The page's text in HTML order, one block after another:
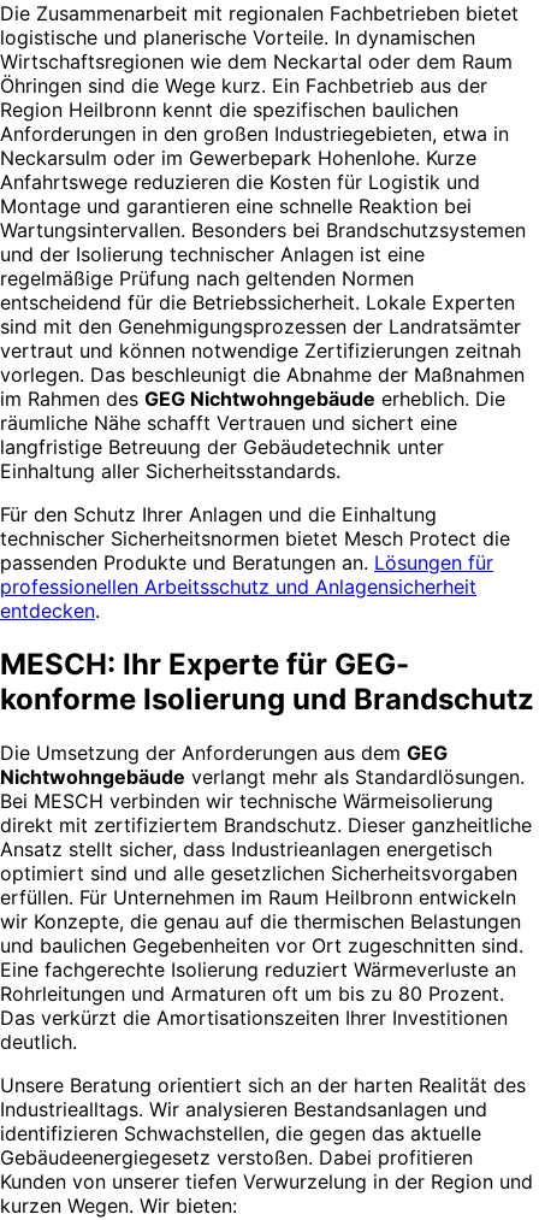
Die Zusammenarbeit mit regionalen Fachbetrieben bietet
logistische und planerische Vorteile. In dynamischen
Wirtschaftsregionen wie dem Neckartal oder dem Raum
Öhringen sind die Wege kurz. Ein Fachbetrieb aus der
Region Heilbronn kennt die spezifischen baulichen
Anforderungen in den großen Industriegebieten, etwa in
Neckarsulm oder im Gewerbepark Hohenlohe. Kurze
Anfahrtswege reduzieren die Kosten für Logistik und
Montage und garantieren eine schnelle Reaktion bei
Wartungsintervallen. Besonders bei Brandschutzsystemen
und der Isolierung technischer Anlagen ist eine
regelmäßige Prüfung nach geltenden Normen
entscheidend für die Betriebssicherheit. Lokale Experten
sind mit den Genehmigungsprozessen der Landratsämter
vertraut und können notwendige Zertifizierungen zeitnah
vorlegen. Das beschleunigt die Abnahme der Maßnahmen
im Rahmen des GEG Nichtwohngebäude erheblich. Die
räumliche Nähe schafft Vertrauen und sichert eine
langfristige Betreuung der Gebäudetechnik unter
Einhaltung aller Sicherheitsstandards.
Für den Schutz Ihrer Anlagen und die Einhaltung
technischer Sicherheitsnormen bietet Mesch Protect die
passenden Produkte und Beratungen an. Lösungen für
professionellen Arbeitsschutz und Anlagensicherheit
entdecken.
MESCH: Ihr Experte für GEG-
konforme Isolierung und Brandschutz
Die Umsetzung der Anforderungen aus dem GEG
Nichtwohngebäude verlangt mehr als Standardlösungen.
Bei MESCH verbinden wir technische Wärmeisolierung
direkt mit zertifiziertem Brandschutz. Dieser ganzheitliche
Ansatz stellt sicher, dass Industrieanlagen energetisch
optimiert sind und alle gesetzlichen Sicherheitsvorgaben
erfüllen. Für Unternehmen im Raum Heilbronn entwickeln
wir Konzepte, die genau auf die thermischen Belastungen
und baulichen Gegebenheiten vor Ort zugeschnitten sind.
Eine fachgerechte Isolierung reduziert Wärmeverluste an
Rohrleitungen und Armaturen oft um bis zu 80 Prozent.
Das verkürzt die Amortisationszeiten Ihrer Investitionen
deutlich.
Unsere Beratung orientiert sich an der harten Realität des
Industriealltags. Wir analysieren Bestandsanlagen und
identifizieren Schwachstellen, die gegen das aktuelle
Gebäudeenergiegesetz verstoßen. Dabei profitieren
Kunden von unserer tiefen Verwurzelung in der Region und
kurzen Wegen. Wir bieten: